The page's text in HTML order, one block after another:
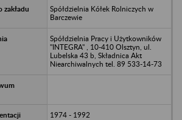
Spółdzielnia Kółek Rolniczych w
Barczewie
Spółdzielnia Pracy i Użytkowników
"INTEGRA" , 10-410 Olsztyn, ul.
Lubelska 43 b, Składnica Akt
Niearchiwalnych tel. 89 533-14-73
1974 - 1992